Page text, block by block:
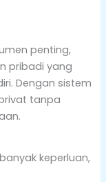
penting,
pribadi yang
Dengan sistem
tanpa
keperluan,